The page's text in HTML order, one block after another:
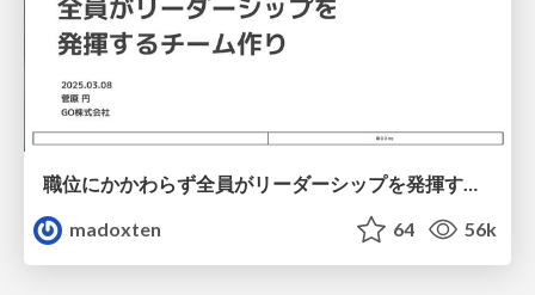
職位にかかわらず全員がリーダーシップを発揮するチーム作り / Building a team where everyone can demonstrate leadership regardless of position
madoxten
64 56k